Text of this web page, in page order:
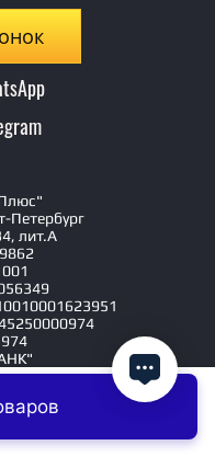
Петербург
лит.А